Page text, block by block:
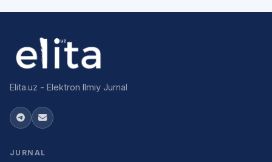
Elita.uz - Elektron Ilmiy Jurnal
JURNAL